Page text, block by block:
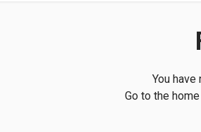
You
Go to the